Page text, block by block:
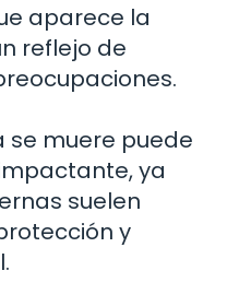
aparece la
reflejo de
se muere puede
ya
suelen
y